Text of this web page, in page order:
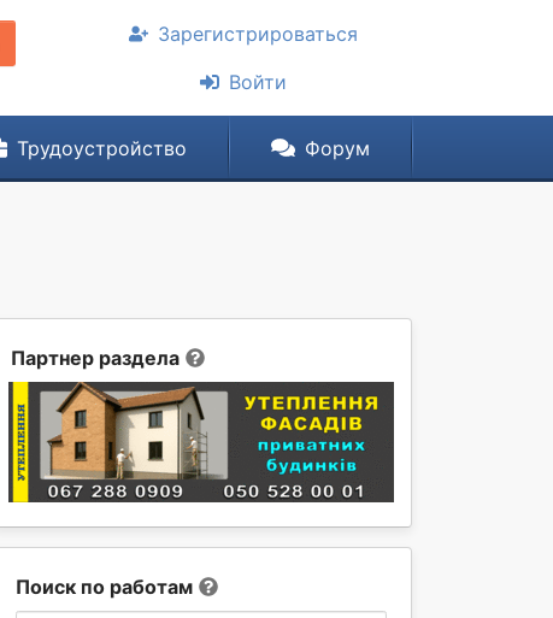
Зарегистрироваться
Войти
Трудоустройство Форум
Партнер раздела
Поиск по работам